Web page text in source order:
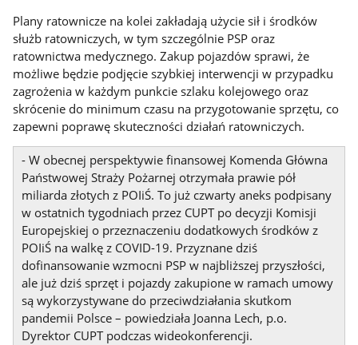
Plany ratownicze na kolei zakładają użycie sił i środków
służb ratowniczych, w tym szczególnie PSP oraz
ratownictwa medycznego. Zakup pojazdów sprawi, że
możliwe będzie podjęcie szybkiej interwencji w przypadku
zagrożenia w każdym punkcie szlaku kolejowego oraz
skrócenie do minimum czasu na przygotowanie sprzętu, co
zapewni poprawę skuteczności działań ratowniczych.
- W obecnej perspektywie finansowej Komenda Główna
Państwowej Straży Pożarnej otrzymała prawie pół
miliarda złotych z POIiŚ. To już czwarty aneks podpisany
w ostatnich tygodniach przez CUPT po decyzji Komisji
Europejskiej o przeznaczeniu dodatkowych środków z
POIiŚ na walkę z COVID-19. Przyznane dziś
dofinansowanie wzmocni PSP w najbliższej przyszłości,
ale już dziś sprzęt i pojazdy zakupione w ramach umowy
są wykorzystywane do przeciwdziałania skutkom
pandemii Polsce – powiedziała Joanna Lech, p.o.
Dyrektor CUPT podczas wideokonferencji.